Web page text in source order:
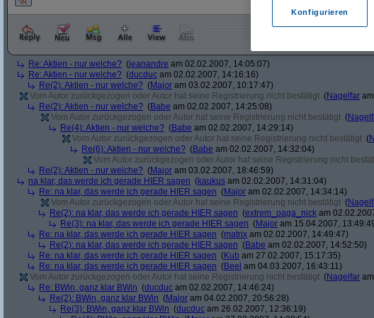
Re: Aktien - nur welche? (jeanandre am 02.02.2007, 14:05:07)
Re: Aktien - nur welche? (ducduc am 02.02.2007, 14:16:16)
Re(2): Aktien - nur welche? (Major am 03.02.2007, 10:17:47)
Vom Autor zurückgezogen oder Autor hat seine Registrierung nicht bestätigt (Nagelfar
Re(2): Aktien - nur welche? (Babe am 02.02.2007, 14:25:08)
Vom Autor zurückgezogen oder Autor hat seine Registrierung nicht bestätigt (
Re(4): Aktien - nur welche? (Babe am 02.02.2007, 14:29:14)
Vom Autor zurückgezogen oder Autor hat seine Registrierung nicht bestätigt (
Re(6): Aktien - nur welche? (Babe am 02.02.2007, 14:32:04)
Vom Autor zurückgezogen oder Autor hat seine Registrierung nicht
Re(2): Aktien - nur welche? (Major am 03.02.2007, 18:46:59)
na klar, das werde ich gerade HIER sagen (kaukus am 02.02.2007, 14:31:04)
Re: na klar, das werde ich gerade HIER sagen (Major am 02.02.2007, 14:34:14)
Vom Autor zurückgezogen oder Autor hat seine Registrierung nicht bestätigt (
Re(2): na klar, das werde ich gerade HIER sagen (extrem_oaga_nick am
Re(3): na klar, das werde ich gerade HIER sagen (Major am 15.04.2007,
Re: na klar, das werde ich gerade HIER sagen (matrix am 02.02.2007, 14:49:47)
Re(2): na klar, das werde ich gerade HIER sagen (Babe am 02.02.2007, 14:52:50)
Re: na klar, das werde ich gerade HIER sagen (Kub am 27.02.2007, 15:17:35)
Re: na klar, das werde ich gerade HIER sagen (Beel am 04.03.2007, 16:43:11)
Vom Autor zurückgezogen oder Autor hat seine Registrierung nicht bestätigt (Nagelfar
Re: BWin, ganz klar BWin (ducduc am 02.02.2007, 14:46:24)
Re(2): BWin, ganz klar BWin (Major am 04.02.2007, 20:56:28)
Re(3): BWin, ganz klar BWin (ducduc am 26.02.2007, 12:36:19)
Konfigurieren